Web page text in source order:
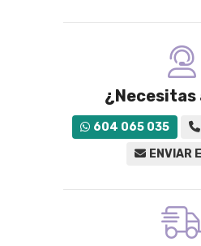
¿Necesitas
604 065 035
ENVIAR